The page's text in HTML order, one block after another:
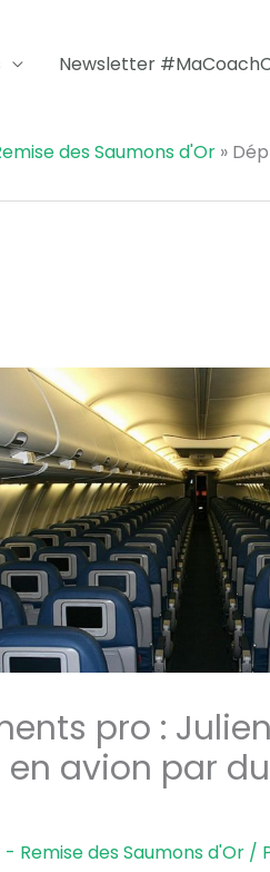
Newsletter
des Saumons d'Or »
pro :
avion par
Remise des Saumons d'Or/